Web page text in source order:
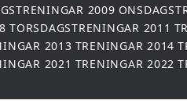
2009
TORSDAGSTRENINGAR 2011
2013 TRENINGAR 2014
2021 TRENINGAR 2022